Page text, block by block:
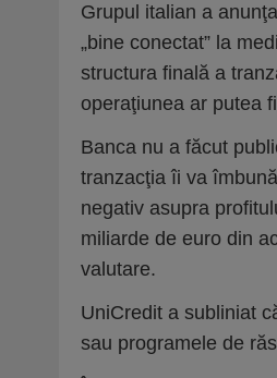
Grupul italian a
„bine conectat” la
structura finală a
operaţiunea ar putea
Banca nu a făcut
tranzacţia îi va
negativ asupra
miliarde de euro din
valutare.
UniCredit a subliniat
sau programele de